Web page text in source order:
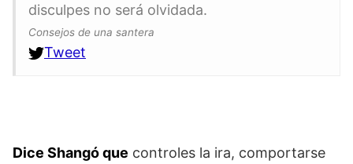
disculpes no será olvidada.
Consejos de una santera
Tweet
Dice Shangó que controles la ira, comportarse